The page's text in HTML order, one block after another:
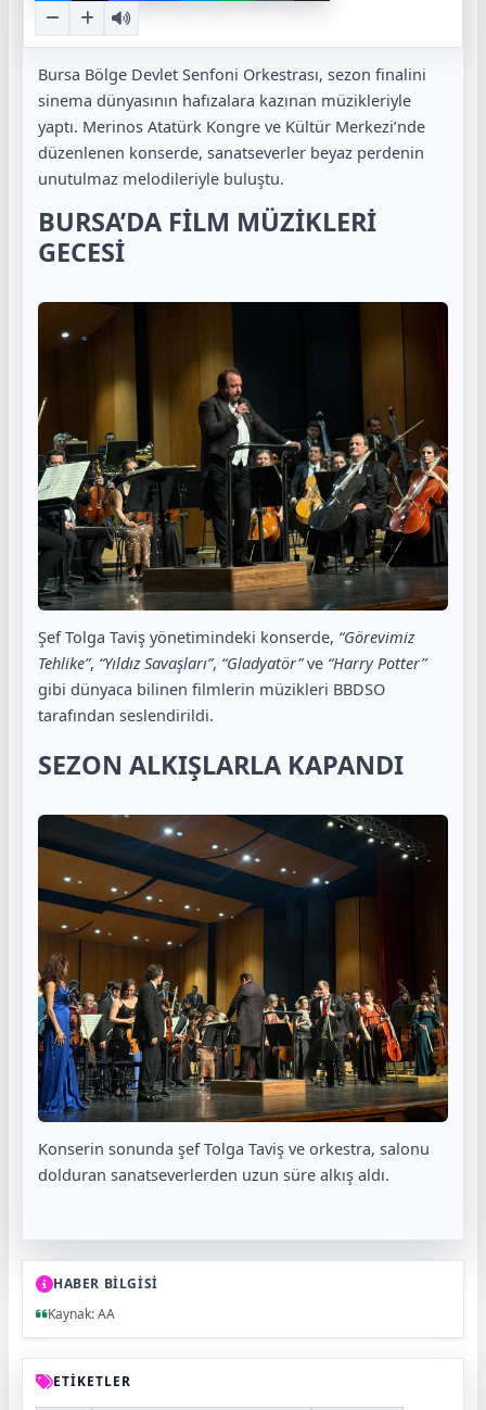
Bursa Bölge Devlet Senfoni Orkestrası, sezon finalini
sinema dünyasının hafızalara kazınan müzikleriyle
yaptı. Merinos Atatürk Kongre ve Kültür Merkezi’nde
düzenlenen konserde, sanatseverler beyaz perdenin
unutulmaz melodileriyle buluştu.
BURSA’DA FİLM MÜZİKLERİ
GECESİ
Şef Tolga Taviş yönetimindeki konserde, “Görevimiz
Tehlike”, “Yıldız Savaşları”, “Gladyatör”ve “Harry Potter”
gibi dünyaca bilinen filmlerin müzikleri BBDSO
tarafından seslendirildi.
SEZON ALKIŞLARLA KAPANDI
Konserin sonunda şef Tolga Taviş ve orkestra, salonu
dolduran sanatseverlerden uzun süre alkış aldı.
HABER BİLGİSİ
Kaynak: AA
ETİKETLER